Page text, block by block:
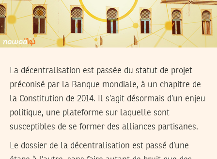
La décentralisation est passée du statut de projet
préconisé par la Banque mondiale, à un chapitre de
la Constitution de 2014. Il s’agit désormais d’un enjeu
politique, une plateforme sur laquelle sont
susceptibles de se former des alliances partisanes.
Le dossier de la décentralisation est passé d’une